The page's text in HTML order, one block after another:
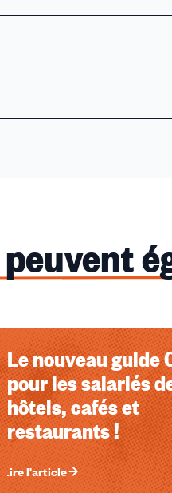
Le nouveau guide
pour les salariés
hôtels, cafés et
restaurants !
Lire l'article